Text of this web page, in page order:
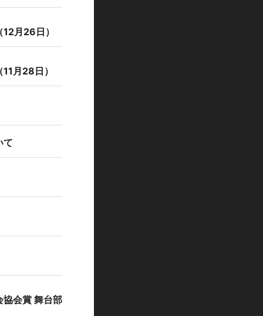
月26日）
月28日）
て
会賞 舞台部